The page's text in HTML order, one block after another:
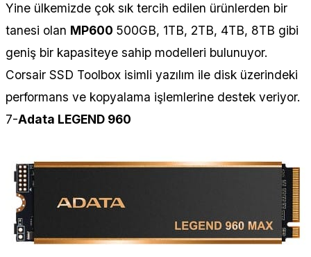
Yine ülkemizde çok sık tercih edilen ürünlerden bir
tanesi olan MP600 500GB, 1TB, 2TB, 4TB, 8TB gibi
geniş bir kapasiteye sahip modelleri bulunuyor.
Corsair SSD Toolbox isimli yazılım ile disk üzerindeki
performans ve kopyalama işlemlerine destek veriyor.
7-Adata LEGEND 960